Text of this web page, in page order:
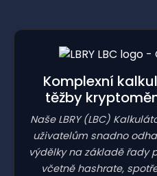
Komplexní
těžby
Naše LBRY(LBC)
uživatelům snadno
výdělky na základě řady
včetně hashrate,